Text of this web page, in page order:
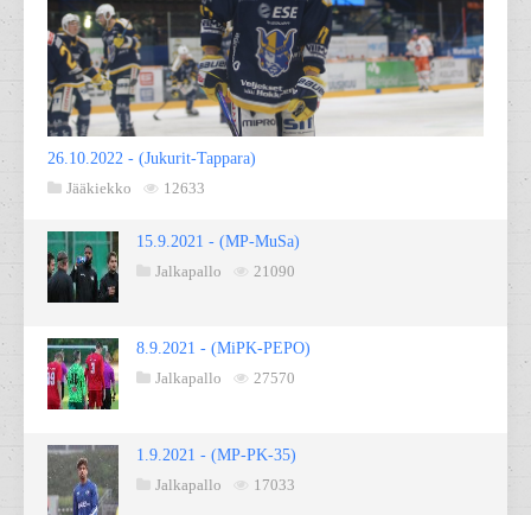
26.10.2022 - (Jukurit-Tappara)
Jääkiekko
12633
15.9.2021 - (MP-MuSa)
Jalkapallo
21090
8.9.2021 - (MiPK-PEPO)
Jalkapallo
27570
1.9.2021 - (MP-PK-35)
Jalkapallo
17033